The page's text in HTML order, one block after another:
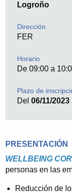
Logroño
Dirección
FER
Horario
De 09:00 a
Plazo de
Del06/11/2023
PRESENTACIÓN
WELLBEING
personas en las
Reducción de